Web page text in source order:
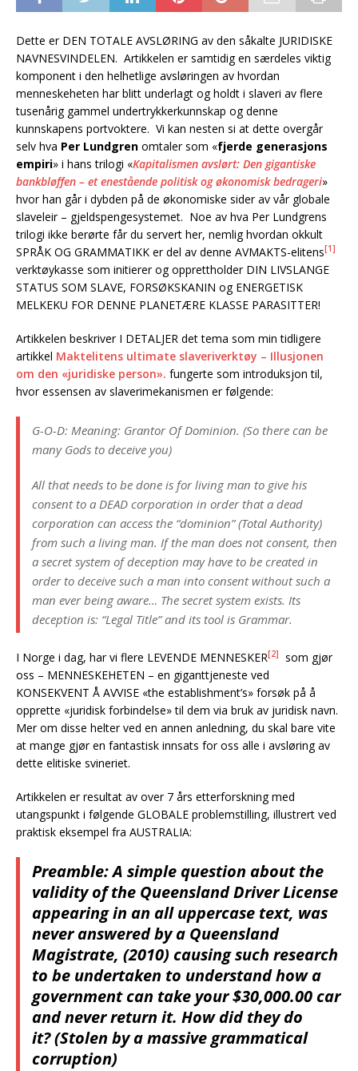
Dette er DEN TOTALE AVSLØRING av den såkalte JURIDISKE
NAVNESVINDELEN. Artikkelen er samtidig en særdeles viktig
komponent i den helhetlige avsløringen av hvordan
menneskeheten har blitt underlagt og holdt i slaveri av flere
tusenårig gammel undertrykkerkunnskap og denne
kunnskapens portvoktere. Vi kan nesten si at dette overgår
selv hva Per Lundgren omtaler som «fjerde generasjons
empiri» i hans trilogi «Kapitalismen avslørt: Den gigantiske
bankbløffen – et enestående politisk og økonomisk bedrageri»
hvor han går i dybden på de økonomiske sider av vår globale
slaveleir – gjeldspengesystemet. Noe av hva Per Lundgrens
trilogi ikke berørte får du servert her, nemlig hvordan okkult
SPRÅK OG GRAMMATIKK er del av denne AVMAKTS-elitens[1]
verktøykasse som initierer og opprettholder DIN LIVSLANGE
STATUS SOM SLAVE, FORSØKSKANIN og ENERGETISK
MELKEKU FOR DENNE PLANETÆRE KLASSE PARASITTER!
Artikkelen beskriver I DETALJER det tema som min tidligere
artikkel Maktelitens ultimate slaveriverktøy – Illusjonen
om den «juridiske person». fungerte som introduksjon til,
hvor essensen av slaverimekanismen er følgende:
G-O-D: Meaning: Grantor Of Dominion. (So there can be
many Gods to deceive you)
All that needs to be done is for living man to give his
consent to a DEAD corporation in order that a dead
corporation can access the “dominion” (Total Authority)
from such a living man. If the man does not consent, then
a secret system of deception may have to be created in
order to deceive such a man into consent without such a
man ever being aware… The secret system exists. Its
deception is: “Legal Title” and its tool is Grammar.
I Norge i dag, har vi flere LEVENDE MENNESKER[2]
som gjør
oss – MENNESKEHETEN – en giganttjeneste ved
KONSEKVENT Å AVVISE «the establishment’s» forsøk på å
opprette «juridisk forbindelse» til dem via bruk av juridisk navn.
Mer om disse helter ved en annen anledning, du skal bare vite
at mange gjør en fantastisk innsats for oss alle i avsløring av
dette elitiske svineriet.
Artikkelen er resultat av over 7 års etterforskning med
utangspunkt i følgende GLOBALE problemstilling, illustrert ved
praktisk eksempel fra AUSTRALIA:
Preamble: A simple question about the
validity of the Queensland Driver License
appearing in an all uppercase text, was
never answered by a Queensland
Magistrate, (2010) causing such research
to be undertaken to understand how a
government can take your $30,000.00 car
and never return it. How did they do
it? (Stolen by a massive grammatical
corruption)